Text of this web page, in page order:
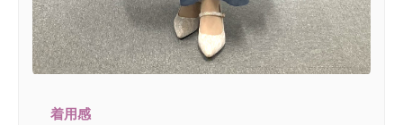
着用感